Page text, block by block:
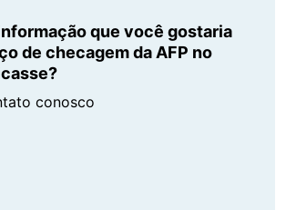
que você gostaria
de checagem da AFP no
conosco